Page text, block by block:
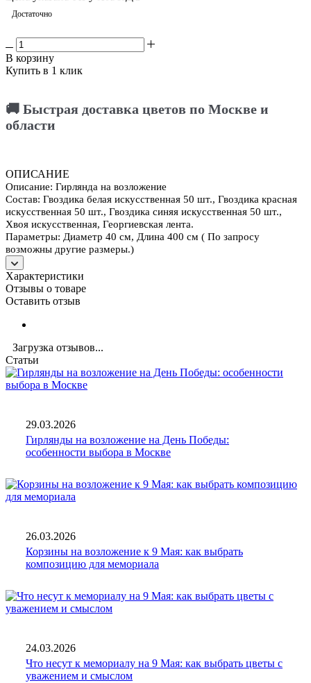
Достаточно
В корзину
Купить в 1 клик
🚚 Быстрая доставка цветов по Москве и
области
ОПИСАНИЕ
Описание: Гирлянда на возложение
Состав: Гвоздика белая искусственная 50 шт., Гвоздика красная
искусственная 50 шт., Гвоздика синяя искусственная 50 шт.,
Хвоя искусственная, Георгиевская лента.
Параметры: Диаметр 40 см, Длина 400 см ( По запросу
возможны другие размеры.)
Характеристики
Отзывы о товаре
Оставить отзыв
Загрузка отзывов...
Статьи
29.03.2026
Гирлянды на возложение на День Победы:
особенности выбора в Москве
26.03.2026
Корзины на возложение к 9 Мая: как выбрать
композицию для мемориала
24.03.2026
Что несут к мемориалу на 9 Мая: как выбрать цветы с
уважением и смыслом